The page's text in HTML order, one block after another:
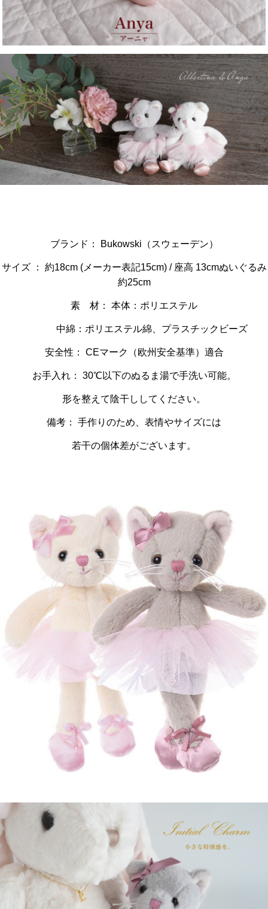
ブランド： Bukowski（スウェーデン）
サイズ ： 約18cm (メーカー表記15cm) / 座高 13cmぬいぐるみ
約25cm
素 材： 本体：ポリエステル
中綿：ポリエステル綿、プラスチックビーズ
安全性： CEマーク（欧州安全基準）適合
お手入れ： 30℃以下のぬるま湯で手洗い可能。
形を整えて陰干ししてください。
備考： 手作りのため、表情やサイズには
若干の個体差がございます。